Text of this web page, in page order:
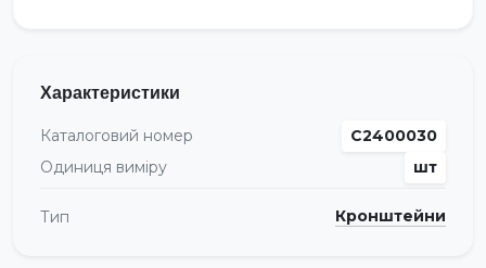
Характеристики
Каталоговий номер
С2400030
Одиниця виміру
шт
Тип Кронштейни